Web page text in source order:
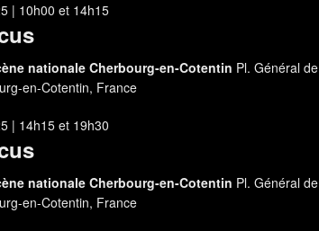
| 10h00 et 14h15
nationale Cherbourg-en-Cotentin Pl. Général de
en-Cotentin, France
| 14h15et 19h30
nationale Cherbourg-en-Cotentin Pl. Général de
en-Cotentin, France